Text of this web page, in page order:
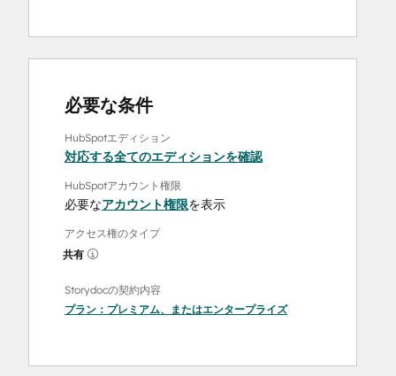
必要な条件
HubSpotエディション
対応する全てのエディションを確認
HubSpotアカウント権限
必要なアカウント権限を表示
アクセス権のタイプ
共有
Storydocの契約内容
プラン： プレミアム、またはエンタープライズ